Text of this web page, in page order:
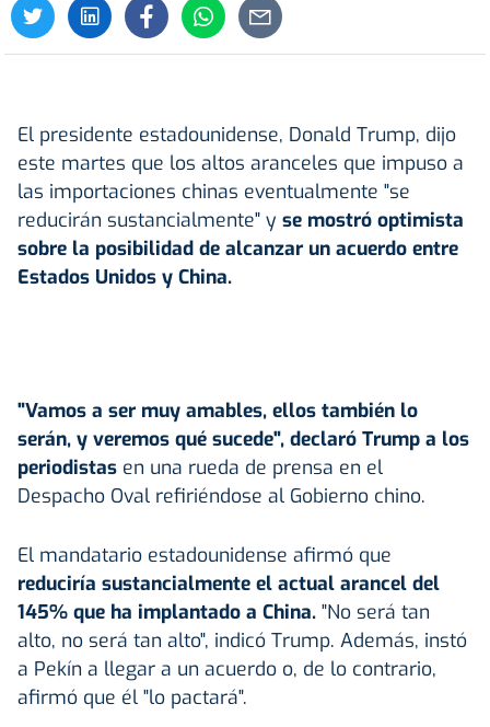
El presidente estadounidense, Donald Trump, dijo
este martes que los altos aranceles que impuso a
las importaciones chinas eventualmente "se
reducirán sustancialmente" y se mostró optimista
sobre la posibilidad de alcanzar un acuerdo entre
Estados Unidos y China.
"Vamos a ser muy amables, ellos también lo
serán, y veremos qué sucede", declaró Trump a los
periodistas en una rueda de prensa en el
Despacho Oval refiriéndose al Gobierno chino.
El mandatario estadounidense afirmó que
reduciría sustancialmente el actual arancel del
145% que ha implantado a China. "No será tan
alto, no será tan alto", indicó Trump. Además, instó
a Pekín a llegar a un acuerdo o, de lo contrario,
afirmó que él "lo pactará".